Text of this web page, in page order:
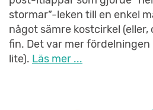
stormar”-leken till en enkel
något sämre kostcirkel (eller,
fin. Det var mer fördelningen
lite). Läs mer ...